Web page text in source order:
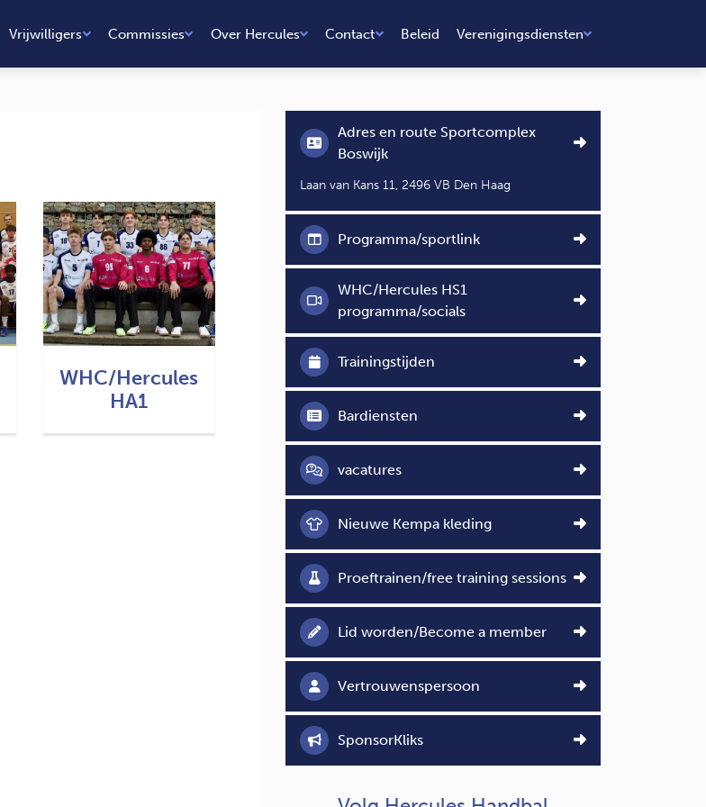
Vrijwilligers Commissies Over Hercules Contact Beleid Verenigingsdiensten
WHC/Hercules
HA1
Adres en route Sportcomplex
Boswijk
Laan van Kans 11, 2496 VB Den Haag
Programma/sportlink
WHC/Hercules HS1
programma/socials
Trainingstijden
Bardiensten
vacatures
Nieuwe Kempa kleding
Proeftrainen/free training sessions
Lid worden/Become a member
Vertrouwenspersoon
SponsorKliks